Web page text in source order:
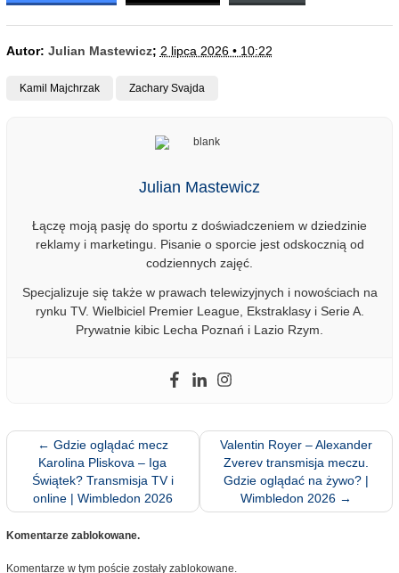
Autor: Julian Mastewicz; 2 lipca 2026 • 10:22
Kamil Majchrzak Zachary Svajda
Julian Mastewicz
Łączę moją pasję do sportu z doświadczeniem w dziedzinie
reklamy i marketingu. Pisanie o sporcie jest odskocznią od
codziennych zajęć.
Specjalizuje się także w prawach telewizyjnych i nowościach na
rynku TV. Wielbiciel Premier League, Ekstraklasy i Serie A.
Prywatnie kibic Lecha Poznań i Lazio Rzym.
← Gdzie oglądać mecz
Karolina Pliskova – Iga
Świątek? Transmisja TV i
online | Wimbledon 2026
Valentin Royer – Alexander
Zverev transmisja meczu.
Gdzie oglądać na żywo? |
Wimbledon 2026 →
Komentarze zablokowane.
Komentarze w tym poście zostały zablokowane.